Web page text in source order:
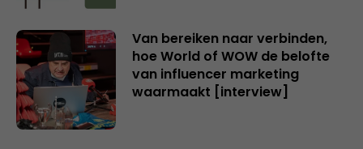
Van bereiken naar verbinden,
hoe World of WOW de belofte
van influencer marketing
waarmaakt [interview]